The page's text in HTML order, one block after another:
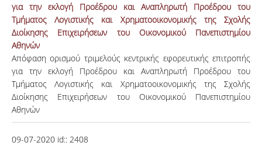
για την εκλογή Προέδρου και Αναπληρωτή Προέδρου του
Τμήματος Λογιστικής και Χρηματοοικονομικής της Σχολής
Διοίκησης Επιχειρήσεων του Οικονομικού Πανεπιστημίου
Αθηνών
Απόφαση ορισμού τριμελούς κεντρικής εφορευτικής επιτροπής
για την εκλογή Προέδρου και Αναπληρωτή Προέδρου του
Τμήματος Λογιστικής και Χρηματοοικονομικής της Σχολής
Διοίκησης Επιχειρήσεων του Οικονομικού Πανεπιστημίου
Αθηνών
09-07-2020 id:: 2408